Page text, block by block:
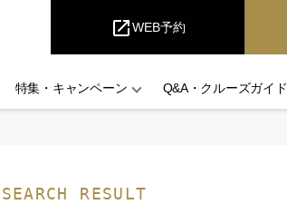
open_in_newWEB予約
特集・キャンペーン Q&A・クルーズガイド
SEARCH RESULT